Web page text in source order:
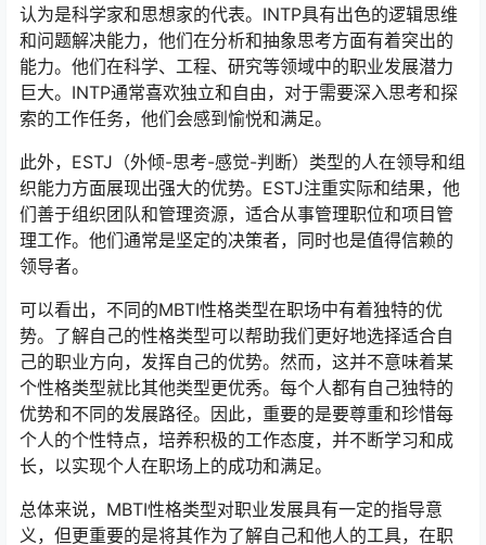
认为是科学家和思想家的代表。INTP具有出色的逻辑思维
和问题解决能力，他们在分析和抽象思考方面有着突出的
能力。他们在科学、工程、研究等领域中的职业发展潜力
巨大。INTP通常喜欢独立和自由，对于需要深入思考和探
索的工作任务，他们会感到愉悦和满足。
此外，ESTJ（外倾-思考-感觉-判断）类型的人在领导和组
织能力方面展现出强大的优势。ESTJ注重实际和结果，他
们善于组织团队和管理资源，适合从事管理职位和项目管
理工作。他们通常是坚定的决策者，同时也是值得信赖的
领导者。
可以看出，不同的MBTI性格类型在职场中有着独特的优
势。了解自己的性格类型可以帮助我们更好地选择适合自
己的职业方向，发挥自己的优势。然而，这并不意味着某
个性格类型就比其他类型更优秀。每个人都有自己独特的
优势和不同的发展路径。因此，重要的是要尊重和珍惜每
个人的个性特点，培养积极的工作态度，并不断学习和成
长，以实现个人在职场上的成功和满足。
总体来说，MBTI性格类型对职业发展具有一定的指导意
义，但更重要的是将其作为了解自己和他人的工具，在职